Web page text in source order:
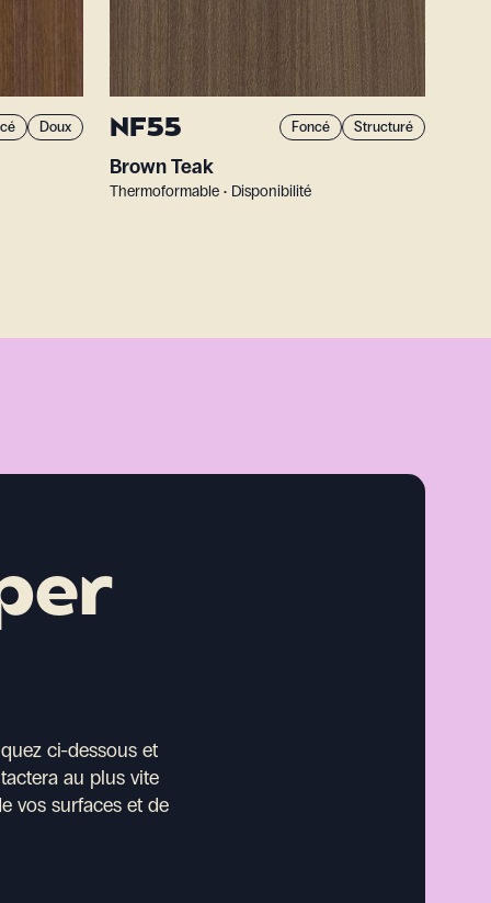
Doux NF55 Foncé Structuré
Brown Teak
Thermoformable • Disponibilité
ci-dessous et
au plus vite
vos surfaces et de